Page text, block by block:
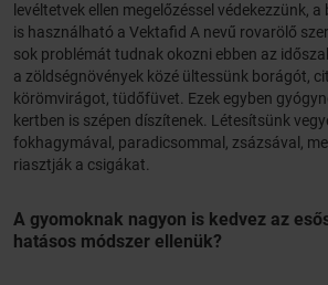
levéltetvek ellen megelőzéssel védekezzünk,
is használható a Vektafid A nevű rovarölő
sok problémát tudnak okozni ebben az
a zöldségnövények közé ültessünk borágót,
körömvirágot, tüdőfüvet. Ezek egyben
kertben is szépen díszítenek. Létesítsünk
fokhagymával, paradicsommal, zsázsával,
riasztják a csigákat.
A gyomoknak nagyon is kedvez az
hatásos módszer ellenük?